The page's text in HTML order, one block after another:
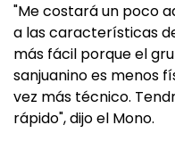
"Me costará un poco
a las características
más fácil porque el
sanjuanino es menos
vez más técnico.
rápido", dijo el Mono.